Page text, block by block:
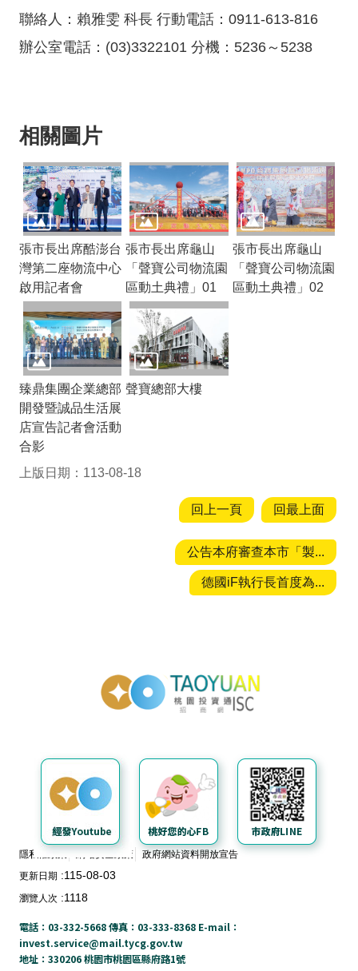
聯絡人：賴雅雯 科長 行動電話：0911-613-816
辦公室電話：(03)3322101 分機：5236～5238
相關圖片
張市長出席酷澎台
灣第二座物流中心
啟用記者會
張市長出席龜山
「聲寶公司物流園
區動土典禮」01
張市長出席龜山
「聲寶公司物流園
區動土典禮」02
臻鼎集團企業總部
開發暨誠品生活展
店宣告記者會活動
合影
聲寶總部大樓
上版日期：113-08-18
回上一頁 回最上面
公告本府審查本市「製...
德國iF執行長首度為...
隱私權政策 網站安全政策
政府網站資料開放宣告
更新日期
115-08-03
瀏覽人次 1118
投資通招商網
電話：03-332-5668 傳真：03-333-8368 E-mail：
invest.service@mail.tycg.gov.tw
地址：330206 桃園市桃園區縣府路1號